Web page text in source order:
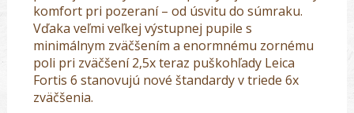
komfort pri pozeraní – od úsvitu do súmraku.
Vďaka veľmi veľkej výstupnej pupile s
minimálnym zväčšením a enormnému zornému
poli pri zväčšení 2,5x teraz puškohľady Leica
Fortis 6 stanovujú nové štandardy v triede 6x
zväčšenia.